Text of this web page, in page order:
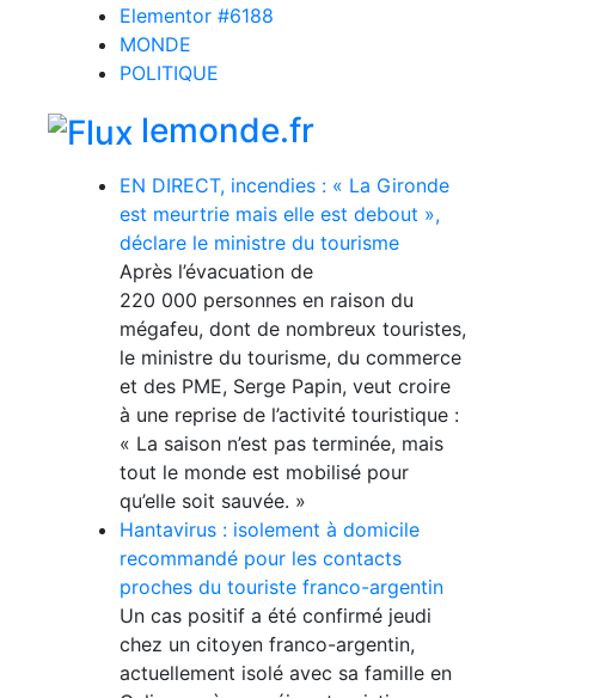
Elementor #6188
MONDE
POLITIQUE
lemonde.fr
EN DIRECT, incendies : « La Gironde
est meurtrie mais elle est debout »,
déclare le ministre du tourisme
Après l’évacuation de
220 000 personnes en raison du
mégafeu, dont de nombreux touristes,
le ministre du tourisme, du commerce
et des PME, Serge Papin, veut croire
à une reprise de l’activité touristique :
« La saison n’est pas terminée, mais
tout le monde est mobilisé pour
qu’elle soit sauvée. »
Hantavirus : isolement à domicile
recommandé pour les contacts
proches du touriste franco-argentin
Un cas positif a été confirmé jeudi
chez un citoyen franco-argentin,
actuellement isolé avec sa famille en